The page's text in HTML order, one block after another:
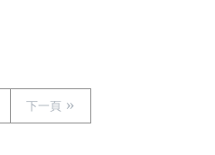
下一頁